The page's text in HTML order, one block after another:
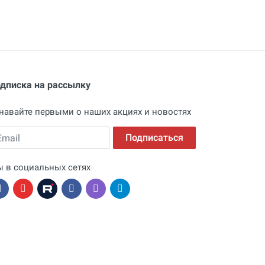
на рассылку
первыми о наших акциях и новостях
Подписаться
в социальных сетях